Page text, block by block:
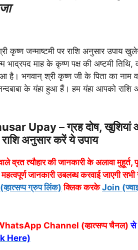
जन्माष्टमी पर राशि अनुसार उपाय
माह के कृष्ण पक्ष की अष्टमी तिथि,
है। भगवान् श्री कृष्ण जी के पिता का नाम
के यंहा हुआ हैं। हम यंहा आपको राशि
Upay – ग्रह दोष, खुशियां
राशि अनुसार करें ये उपाय
व्रत त्यौहार की जानकारी के अलावा मुहूर्त,
जानकारी उबलब्ध करवाई जाएगी सभी
ग्रुप लिंक)क्लिक करकेJoin
Channel (व्हात्सप्प चैनल) से
Here)